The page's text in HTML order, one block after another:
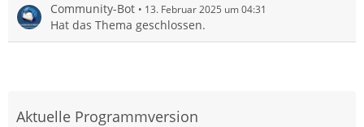
Community-Bot 13. Februar 2025 um 04:31
Hat das Thema geschlossen.
Aktuelle Programmversion